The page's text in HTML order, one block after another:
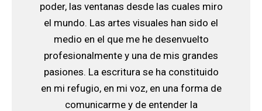
poder, las ventanas desde las cuales miro
el mundo. Las artes visuales han sido el
medio en el que me he desenvuelto
profesionalmente y una de mis grandes
pasiones. La escritura se ha constituido
en mi refugio, en mi voz, en una forma de
comunicarme y de entender la